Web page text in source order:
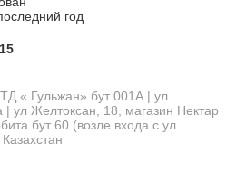
год
« Гульжан» бут 001А | ул.
ул Желтоксан, 18, магазин Нектар
бут 60 (возле входа с ул.